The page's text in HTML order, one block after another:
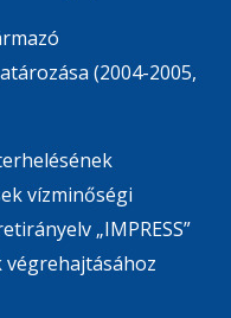
(2004-2005,
vízminőségi
„IMPRESS”